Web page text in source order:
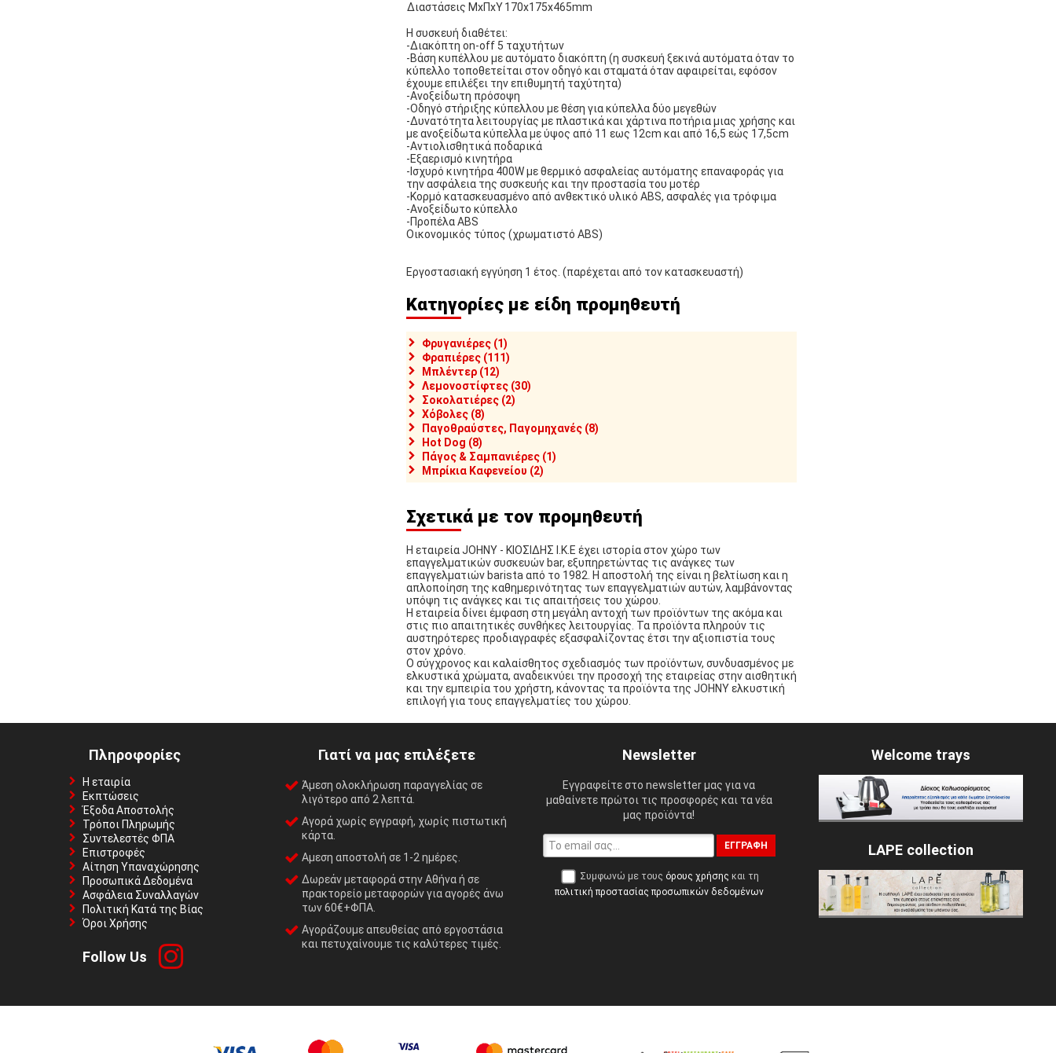
Διαστάσεις ΜxΠxΥ170x175x465mm
Η συσκευή διαθέτει:
-Διακόπτη on-off 5 ταχυτήτων
-Βάση κυπέλλου με αυτόματο διακόπτη (η συσκευή ξεκινά αυτόματα όταν το
κύπελλο τοποθετείται στον οδηγό και σταματά όταν αφαιρείται, εφόσον
έχουμε επιλέξει την επιθυμητή ταχύτητα)
-Ανοξείδωτη πρόσοψη
-Οδηγό στήριξης κύπελλου με θέση για κύπελλα δύο μεγεθών
-Δυνατότητα λειτουργίας με πλαστικά και χάρτινα ποτήρια μιας χρήσης και
με ανοξείδωτα κύπελλα με ύψος από 11 εως 12cm και από 16,5 εώς 17,5cm
-Αντιολισθητικά ποδαρικά
-Εξαερισμό κινητήρα
-Ισχυρό κινητήρα 400W με θερμικό ασφαλείας αυτόματης επαναφοράς για
την ασφάλεια της συσκευής και την προστασία του μοτέρ
-Κορμό κατασκευασμένο από ανθεκτικό υλικό ABS, ασφαλές για τρόφιμα
-Ανοξείδωτο κύπελλο
-Προπέλα ABS
Οικονομικός τύπος (χρωματιστό ABS)
Εργοστασιακή εγγύηση 1 έτος. (παρέχεται από τον κατασκευαστή)
Κατηγορίες με είδη προμηθευτή
Φρυγανιέρες (1)
Φραπιέρες (111)
Μπλέντερ (12)
Λεμονοστίφτες (30)
Σοκολατιέρες (2)
Χόβολες (8)
Παγοθραύστες, Παγομηχανές (8)
Hot Dog (8)
Πάγος & Σαμπανιέρες (1)
Μπρίκια Καφενείου (2)
Σχετικά με τον προμηθευτή
Η εταιρεία JOHNY - ΚΙΟΣΙΔΗΣ Ι.Κ.Ε έχει ιστορία στον χώρο των
επαγγελματικών συσκευών bar, εξυπηρετώντας τις ανάγκες των
επαγγελματιών barista από το 1982. Η αποστολή της είναι η βελτίωση και η
απλοποίηση της καθημερινότητας των επαγγελματιών αυτών, λαμβάνοντας
υπόψη τις ανάγκες και τις απαιτήσεις του χώρου.
Η εταιρεία δίνει έμφαση στη μεγάλη αντοχή των προϊόντων της ακόμα και
στις πιο απαιτητικές συνθήκες λειτουργίας. Τα προϊόντα πληρούν τις
αυστηρότερες προδιαγραφές εξασφαλίζοντας έτσι την αξιοπιστία τους
στον χρόνο.
Ο σύγχρονος και καλαίσθητος σχεδιασμός των προϊόντων, συνδυασμένος με
ελκυστικά χρώματα, αναδεικνύει την προσοχή της εταιρείας στην αισθητική
και την εμπειρία του χρήστη, κάνοντας τα προϊόντα της JOHNY ελκυστική
επιλογή για τους επαγγελματίες του χώρου.
Πληροφορίες
Η εταιρία
Εκπτώσεις
Έξοδα Αποστολής
Τρόποι Πληρωμής
Συντελεστές ΦΠΑ
Επιστροφές
Αίτηση Υπαναχώρησης
Προσωπικά Δεδομένα
Ασφάλεια Συναλλαγών
Πολιτική Κατά της Βίας
Όροι Χρήσης
Follow Us
Γιατί να μας επιλέξετε
Άμεση ολοκλήρωση παραγγελίας σε
λιγότερο από 2 λεπτά.
Αγορά χωρίς εγγραφή, χωρίς πιστωτική
κάρτα.
Αμεση αποστολή σε 1-2 ημέρες.
Δωρεάν μεταφορά στην Αθήνα ή σε
πρακτορείο μεταφορών για αγορές άνω
των 60€+ΦΠΑ.
Αγοράζουμε απευθείας από εργοστάσια
και πετυχαίνουμε τις καλύτερες τιμές.
Newsletter
Εγγραφείτε στο newsletter μας για να
μαθαίνετε πρώτοι τις προσφορές και τα νέα
μας προϊόντα!
ΕΓΓΡΑΦΉ
Συμφωνώ με τους όρους χρήσης και τη
πολιτική προστασίας προσωπικών δεδομένων
Welcome trays
LAPE collection